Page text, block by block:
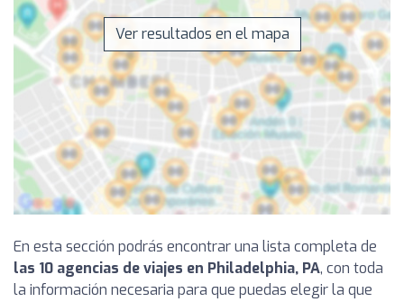
Ver resultados en el mapa
En esta sección podrás encontrar una lista completa de
las 10 agencias de viajes en Philadelphia, PA, con toda
la información necesaria para que puedas elegir la que